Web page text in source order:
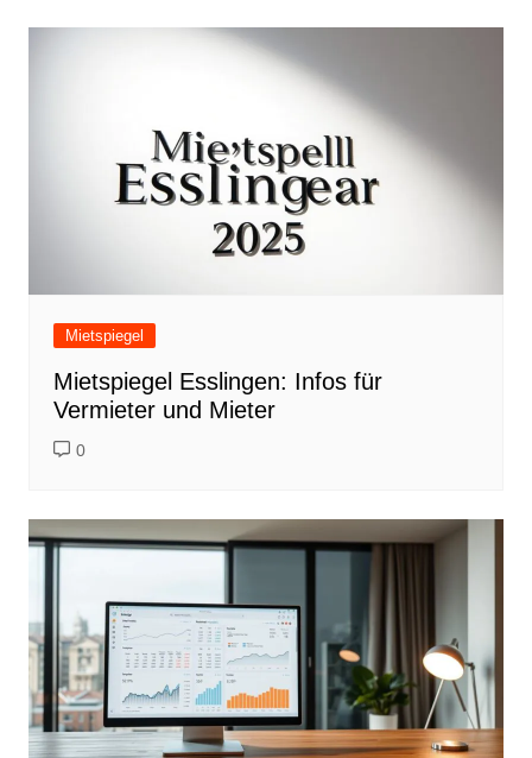
Mietspiegel
Mietspiegel Esslingen: Infos für
Vermieter und Mieter
0